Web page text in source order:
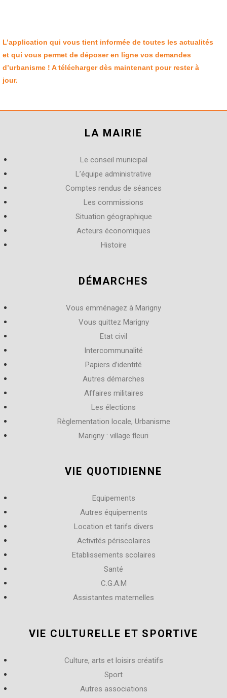
L’application qui vous tient informée de toutes les actualités
et qui vous permet de déposer en ligne vos demandes
d’urbanisme ! A télécharger dès maintenant pour rester à
jour.
LA MAIRIE
Le conseil municipal
L’équipe administrative
Comptes rendus de séances
Les commissions
Situation géographique
Acteurs économiques
Histoire
DÉMARCHES
Vous emménagez à Marigny
Vous quittez Marigny
Etat civil
Intercommunalité
Papiers d’identité
Autres démarches
Affaires militaires
Les élections
Règlementation locale, Urbanisme
Marigny : village fleuri
VIE QUOTIDIENNE
Equipements
Autres équipements
Location et tarifs divers
Activités périscolaires
Etablissements scolaires
Santé
C.G.A.M
Assistantes maternelles
VIE CULTURELLE ET SPORTIVE
Culture, arts et loisirs créatifs
Sport
Autres associations